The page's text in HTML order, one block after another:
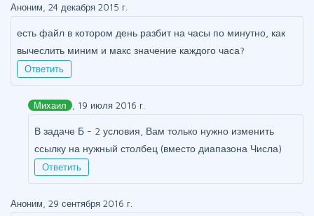
Аноним, 24 декабря 2015 г.
есть файл в котором день разбит на часы по минутно, как
вычеслить миним и макс значение каждого часа?
Ответить
Михаил , 19 июля 2016 г.
В задаче Б - 2 условия, Вам только нужно изменить
ссылку на нужный столбец (вместо диапазона Числа)
Ответить
Аноним, 29 сентября 2016 г.